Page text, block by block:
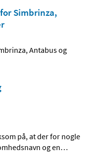
Simbrinza,
Antabus og
på, at der for nogle
og en…